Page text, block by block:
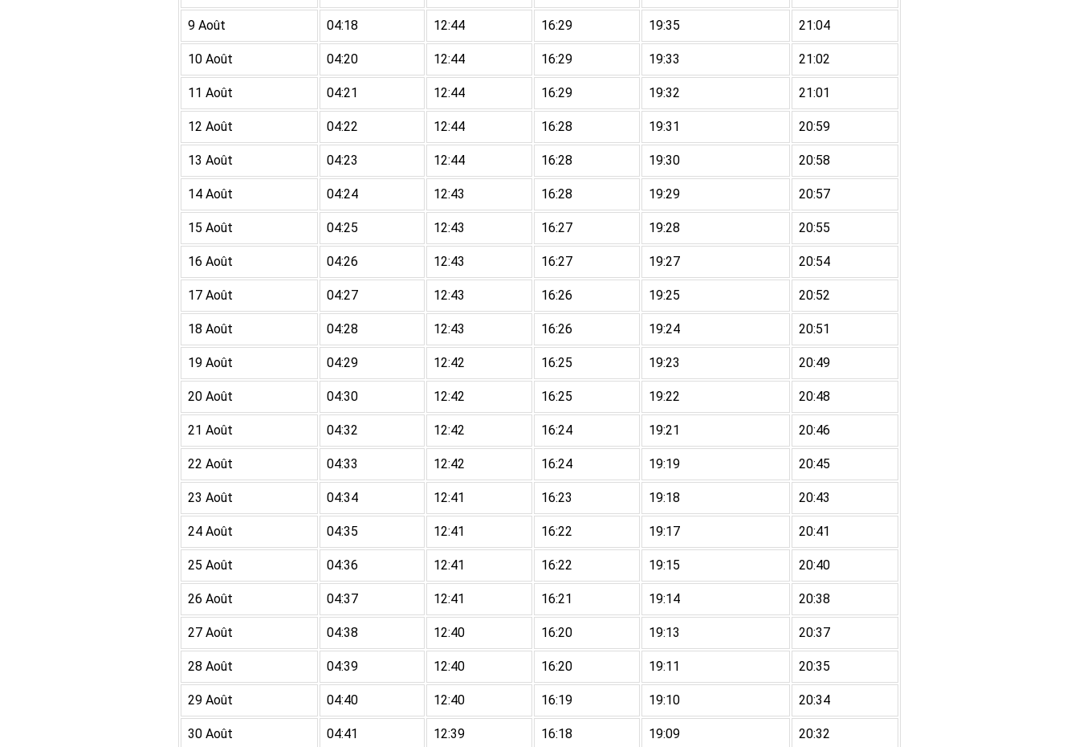
9 Août 04:18 12:44 16:29 19:35 21:04
10 Août 04:20 12:44 16:29 19:33 21:02
11 Août 04:21 12:44 16:29 19:32 21:01
12 Août 04:22 12:44 16:28 19:31 20:59
13 Août 04:23 12:44 16:28 19:30 20:58
14 Août 04:24 12:43 16:28 19:29 20:57
15 Août 04:25 12:43 16:27 19:28 20:55
16 Août 04:26 12:43 16:27 19:27 20:54
17 Août 04:27 12:43 16:26 19:25 20:52
18 Août 04:28 12:43 16:26 19:24 20:51
19 Août 04:29 12:42 16:25 19:23 20:49
20 Août 04:30 12:42 16:25 19:22 20:48
21 Août 04:32 12:42 16:24 19:21 20:46
22 Août 04:33 12:42 16:24 19:19 20:45
23 Août 04:34 12:41 16:23 19:18 20:43
24 Août 04:35 12:41 16:22 19:17 20:41
25 Août 04:36 12:41 16:22 19:15 20:40
26 Août 04:37 12:41 16:21 19:14 20:38
27 Août 04:38 12:40 16:20 19:13 20:37
28 Août 04:39 12:40 16:20 19:11 20:35
29 Août 04:40 12:40 16:19 19:10 20:34
30 Août 04:41 12:39 16:18 19:09 20:32